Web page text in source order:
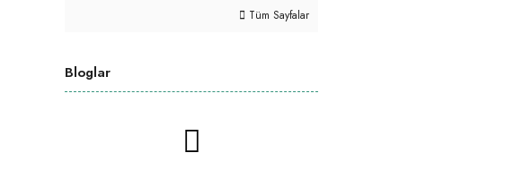
Tüm Sayfalar
Bloglar